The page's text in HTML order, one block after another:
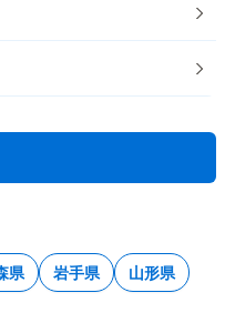
県 岩手県 山形県